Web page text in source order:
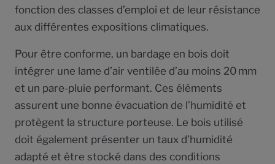
fonction des classes d’emploi et de leur résistance
aux différentes expositions climatiques.
Pour être conforme, un bardage en bois doit
intégrer une lame d’air ventilée d’au moins 20 mm
et un pare-pluie performant. Ces éléments
assurent une bonne évacuation de l’humidité et
protègent la structure porteuse. Le bois utilisé
doit également présenter un taux d’humidité
adapté et être stocké dans des conditions